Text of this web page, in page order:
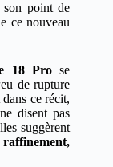
son point de
ce nouveau
18 Prose
de rupture
ce récit,
disent pas
suggèrent
raffinement,